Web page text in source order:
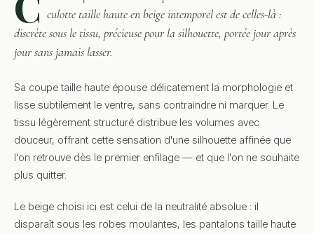
culotte taille haute en beige intemporel est de celles-là :
discrète sous le tissu, précieuse pour la silhouette, portée jour après
jour sans jamais lasser.
Sa coupe taille haute épouse délicatement la morphologie et
lisse subtilement le ventre, sans contraindre ni marquer. Le
tissu légèrement structuré distribue les volumes avec
douceur, offrant cette sensation d'une silhouette affinée que
l'on retrouve dès le premier enfilage — et que l'on ne souhaite
plus quitter.
Le beige choisi ici est celui de la neutralité absolue : il
disparaît sous les robes moulantes, les pantalons taille haute